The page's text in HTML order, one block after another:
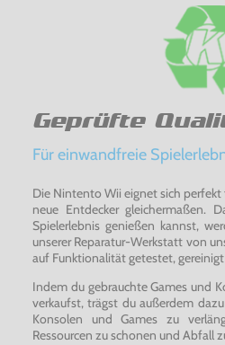
Geprüfte
Für einwandfreie
Die Nintento Wii eignet sich
neue Entdecker gleichermaßen.
Spielerlebnis genießen kannst,
unserer Reparatur-Werkstatt von
auf Funktionalität getestet,
Indem du gebrauchte Games und
verkaufst, trägst du außerdem
Konsolen und Games zu
Ressourcen zu schonen und Abfall